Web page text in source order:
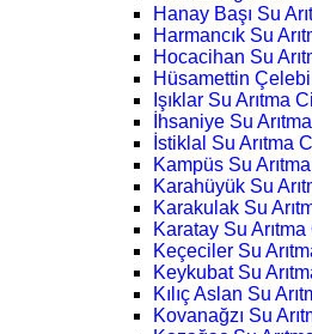
Hanay Başı Su
Harmancık Su
Hocacihan Su
Hüsamettin Çelebi
Işıklar Su Arıtma
İhsaniye Su
İstiklal Su Arıtma
Kampüs Su
Karahüyük Su
Karakulak Su
Karatay Su Arıtma
Keçeciler Su
Keykubat Su
Kılıç Aslan Su
Kovanağzı Su